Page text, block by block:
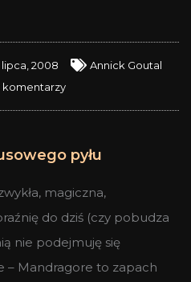
lipca, 2008
Annick Goutal
komentarzy
pyłu
magiczna,
do dziś (czy pobudza
nie podejmuję się
– Mandragore to zapach